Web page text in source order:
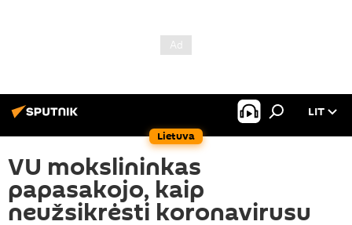
Lietuva
LIT
VU mokslininkas
papasakojo, kaip
neužsikrėsti koronavirusu